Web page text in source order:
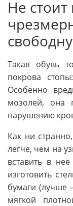
Не стоит
Такая обувь
покрова
Особенно
мозолей, она
нарушению
Как ни
легче, чем на
вставить в
изготовить
бумаги (лучше
мягкой